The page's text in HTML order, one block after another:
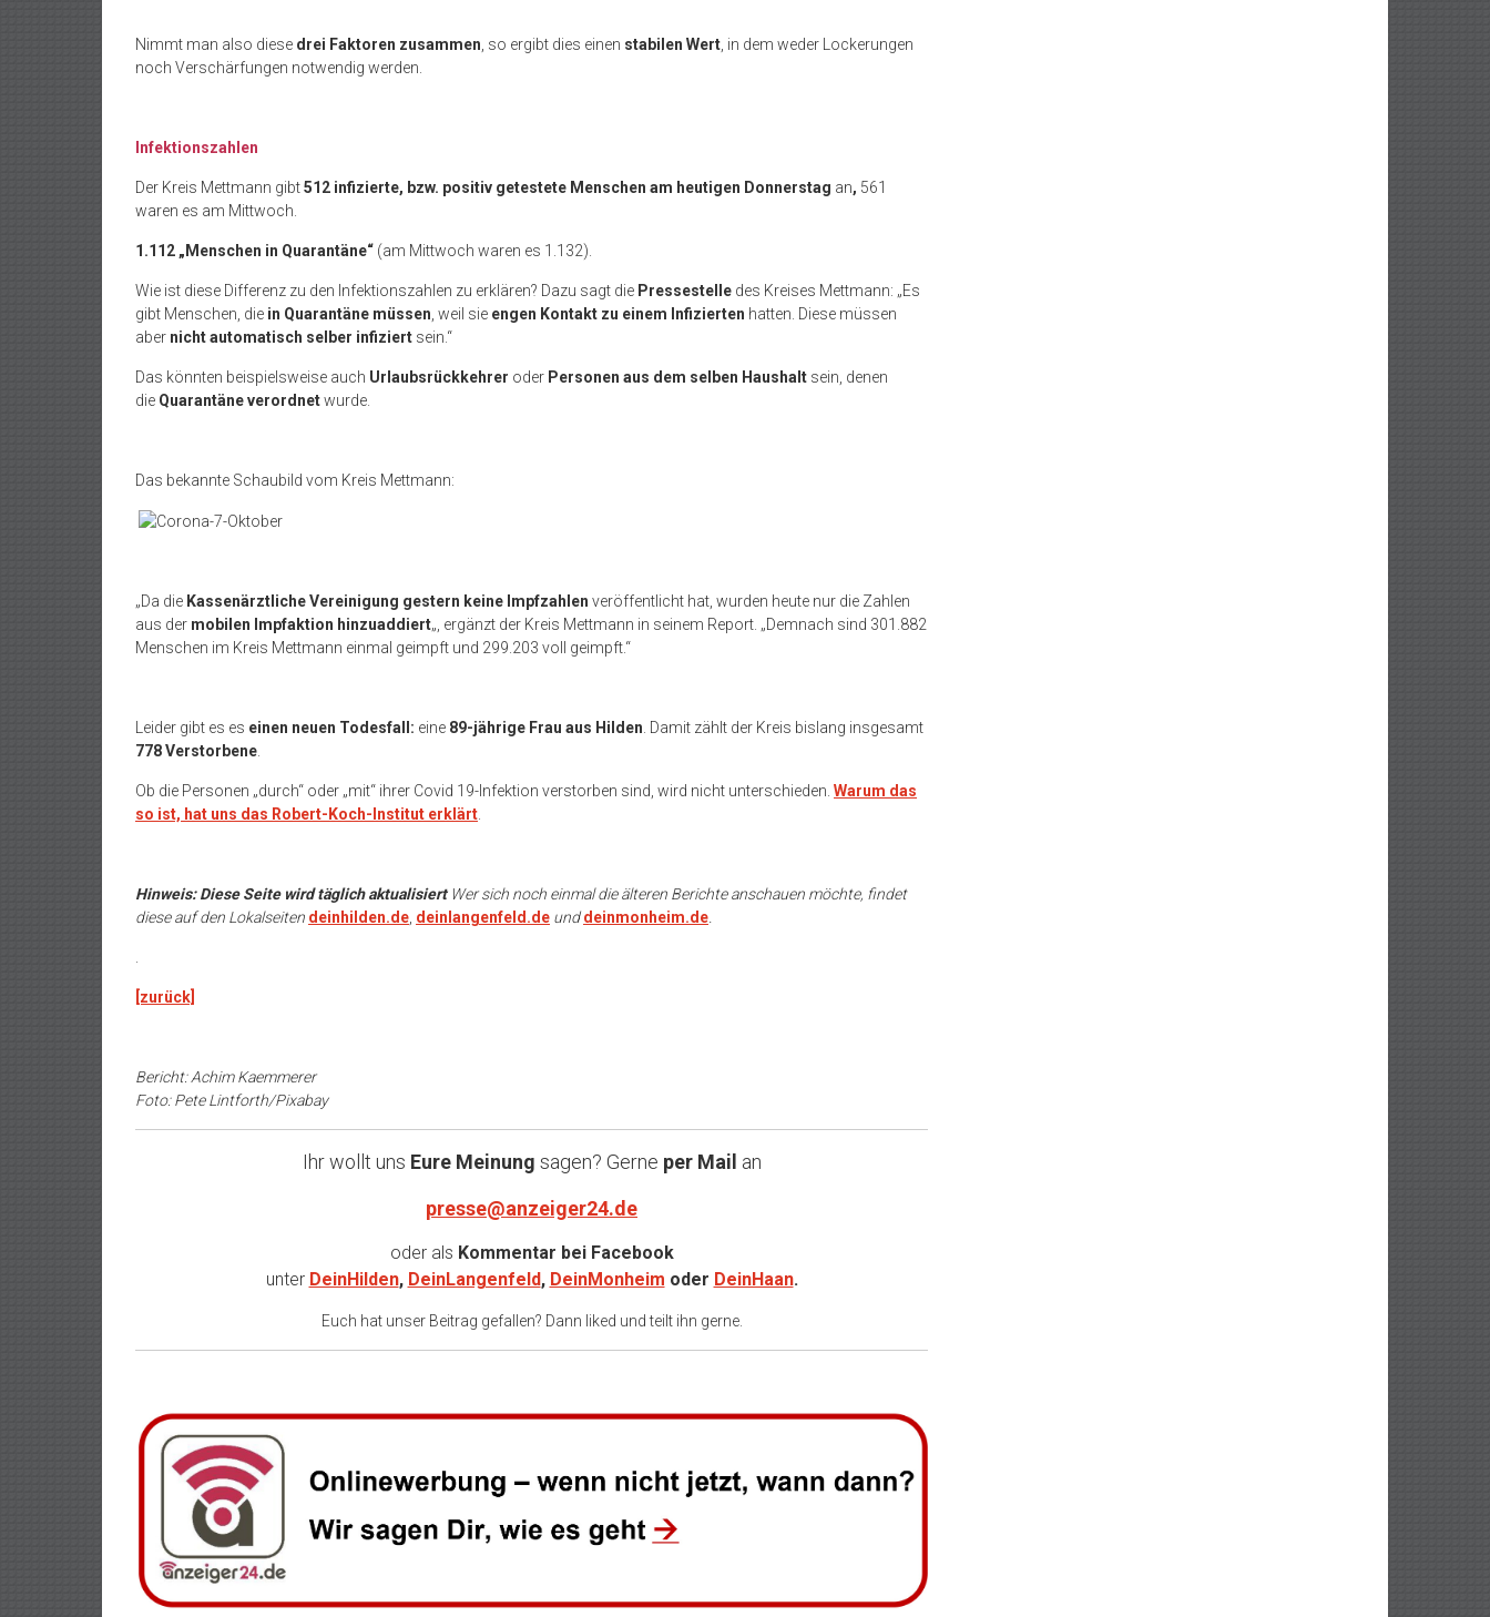
Nimmt man also diese drei Faktoren zusammen , so ergibt dies einen stabilen Wert , in dem weder Lockerungen
noch Verschärfungen notwendig werden.
Infektionszahlen
Der Kreis Mettmann gibt512 infizierte, bzw. positiv getestete Menschen am heutigen Donnerstag an, 561
waren es am Mittwoch.
1.112 „Menschen in Quarantäne“ (am Mittwoch waren es 1.132).
Wie ist diese Differenz zu den Infektionszahlen zu erklären? Dazu sagt die Pressestelle des Kreises Mettmann: „Es
gibt Menschen, die in Quarantäne müssen , weil sie engen Kontakt zu einem Infizierten hatten. Diese müssen
aber nicht automatisch selber infiziert sein.“
Das könnten beispielsweise auch Urlaubsrückkehrer oder Personen aus dem selben Haushalt sein, denen
die Quarantäne verordnetwurde.
Das bekannte Schaubild vom Kreis Mettmann:
„Da die Kassenärztliche Vereinigung gestern keine Impfzahlen veröffentlicht hat, wurden heute nur die Zahlen
aus der mobilen Impfaktion hinzuaddiert„, ergänzt der Kreis Mettmann in seinem Report. „Demnach sind 301.882
Menschen im Kreis Mettmann einmal geimpft und 299.203 voll geimpft.“
Leider gibt es es einen neuen Todesfall: eine 89-jährige Frau aus Hilden . Damit zählt der Kreis bislang insgesamt
778 Verstorbene
Ob die Personen „durch“ oder „mit“ ihrer Covid 19-Infektion verstorben sind, wird nicht unterschieden. Warum das
so ist, hat uns das Robert-Koch-Institut erklärt
Hinweis: Diese Seite wird täglich aktualisiert Wer sich noch einmal die älteren Berichte anschauen möchte, findet
diese auf den Lokalseiten deinhilden.de deinlangenfeld.de unddeinmonheim.de
[zurück]
Bericht: Achim Kaemmerer
Foto: Pete Lintforth/Pixabay
Ihr wollt uns Eure Meinung sagen? Gerne per Mail an
presse@anzeiger24.de
oder als Kommentar bei Facebook
unter DeinHilden, DeinLangenfeld, DeinMonheim oder DeinHaan.
Euch hat unser Beitrag gefallen? Dann liked und teilt ihn gerne.